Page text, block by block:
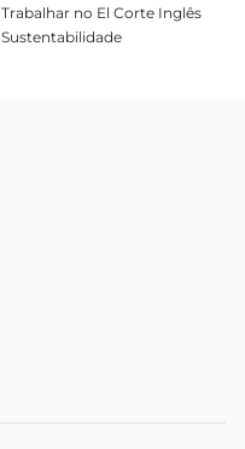
Trabalhar no El Corte Inglês
Sustentabilidade